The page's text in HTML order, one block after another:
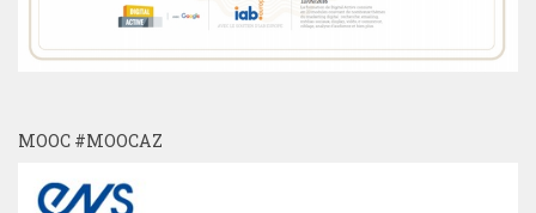
MOOC #MOOCAZ